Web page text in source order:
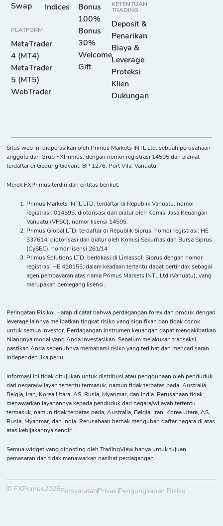
Swap
PLATFORM
MetaTrader
4 (MT4)
MetaTrader
5 (MT5)
WebTrader
Indices
Bonus
100%
Bonus
30%
Welcome
Gift
KETENTUAN
TRADING
Deposit &
Penarikan
Biaya &
Leverage
Proteksi
Klien
Dukungan
Situs web ini dioperasikan oleh Primus Markets INTL Ltd, sebuah perusahaan
anggota dari Grup FXPrimus, dengan nomor registrasi 14595 dan alamat
terdaftar di Gedung Govant, BP 1276, Port Vila, Vanuatu.
Merek FXPrimus terdiri dari entitas berikut:
Primus Markets INTL LTD, terdaftar di Republik Vanuatu, nomor
registrasi: 014595; diotorisasi dan diatur oleh Komisi Jasa Keuangan
Vanuatu (VFSC), nomor lisensi 14595.
Primus Global LTD, terdaftar di Republik Siprus, nomor registrasi: HE
337614; diotorisasi dan diatur oleh Komisi Sekuritas dan Bursa Siprus
(CySEC), nomor lisensi 261/14
Primus Solutions LTD, berlokasi di Limassol, Siprus dengan nomor
registrasi HE 410155; dalam keadaan tertentu dapat bertindak sebagai
agen pembayaran atas nama Primus Markets INTL Ltd (Vanuatu), yang
merupakan pemegang lisensi.
Peringatan Risiko: Harap dicatat bahwa perdagangan forex dan produk dengan
leverage lainnya melibatkan tingkat risiko yang signifikan dan tidak cocok
untuk semua investor. Perdagangan instrumen keuangan dapat mengakibatkan
hilangnya modal yang Anda investasikan. Sebelum melakukan transaksi,
pastikan Anda sepenuhnya memahami risiko yang terlibat dan mencari saran
independen jika perlu.
Informasi ini tidak ditujukan untuk distribusi atau penggunaan oleh penduduk
dari negara/wilayah tertentu termasuk, namun tidak terbatas pada, Australia,
Belgia, Iran, Korea Utara, AS, Rusia, Myanmar, dan India. Perusahaan tidak
menawarkan layanannya kepada penduduk dari negara/wilayah tertentu
termasuk, namun tidak terbatas pada, Australia, Belgia, Iran, Korea Utara, AS,
Rusia, Myanmar, dan India. Perusahaan berhak mengubah daftar negara di atas
atas kebijakannya sendiri.
Semua widget yang dihosting oleh TradingView hanya untuk tujuan
pemasaran dan tidak menawarkan nasihat perdagangan.
© FXPrimus2026Persyaratan Privasi Pengungkapan Risiko